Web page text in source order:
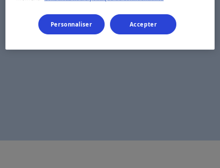
Personnaliser Accepter